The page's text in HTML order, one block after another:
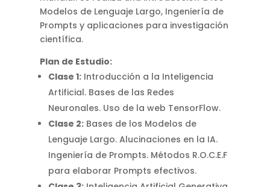
Modelos de Lenguaje Largo, Ingeniería de
Prompts y aplicaciones para investigación
científica.
Plan de Estudio:
Clase 1: Introducción a la Inteligencia
Artificial. Bases de las Redes
Neuronales. Uso de la web TensorFlow.
Clase 2: Bases de los Modelos de
Lenguaje Largo. Alucinaciones en la IA.
Ingeniería de Prompts. Métodos R.O.C.E.F
para elaborar Prompts efectivos.